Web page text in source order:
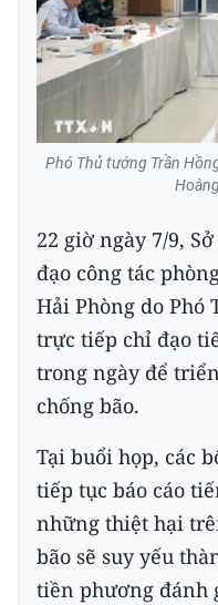
Phó Thủ tướng Trần
22 giờ ngày 7/9,
đạo công tác
Hải Phòng do Phó
trực tiếp chỉ đạo
trong ngày để
chống bão.
Tại buổi họp, các
tiếp tục báo cáo
những thiệt hại
bão sẽ suy yếu
tiền phương đánh